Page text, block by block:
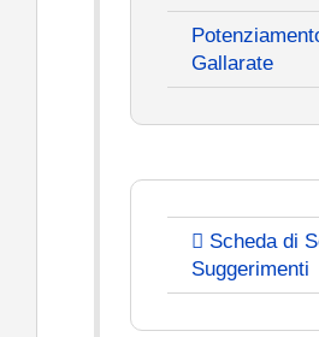
Gallarate
Scheda di
Suggerimenti